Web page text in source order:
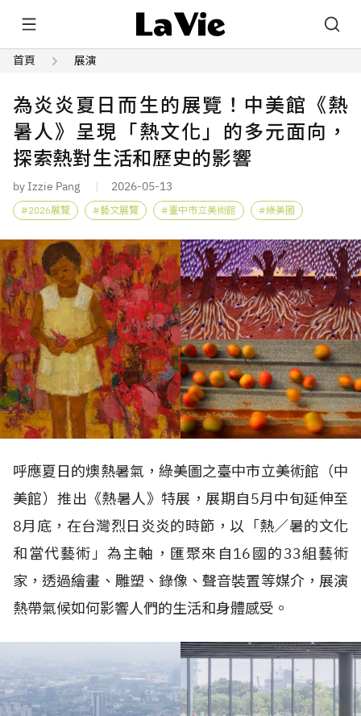
首頁 展演
為炎炎夏日而生的展覽！中美館《熱
暑人》呈現「熱文化」的多元面向，
探索熱對生活和歷史的影響
by Izzie Pang 2026-05-13
2026展覽 藝文展覽 臺中市立美術館 綠美圖
呼應夏日的燠熱暑氣，綠美圖之臺中市立美術館（中
美館）推出《熱暑人》特展，展期自5月中旬延伸至
8月底，在台灣烈日炎炎的時節，以「熱／暑的文化
和當代藝術」為主軸，匯聚來自16國的33組藝術
家，透過繪畫、雕塑、錄像、聲音裝置等媒介，展演
熱帶氣候如何影響人們的生活和身體感受。